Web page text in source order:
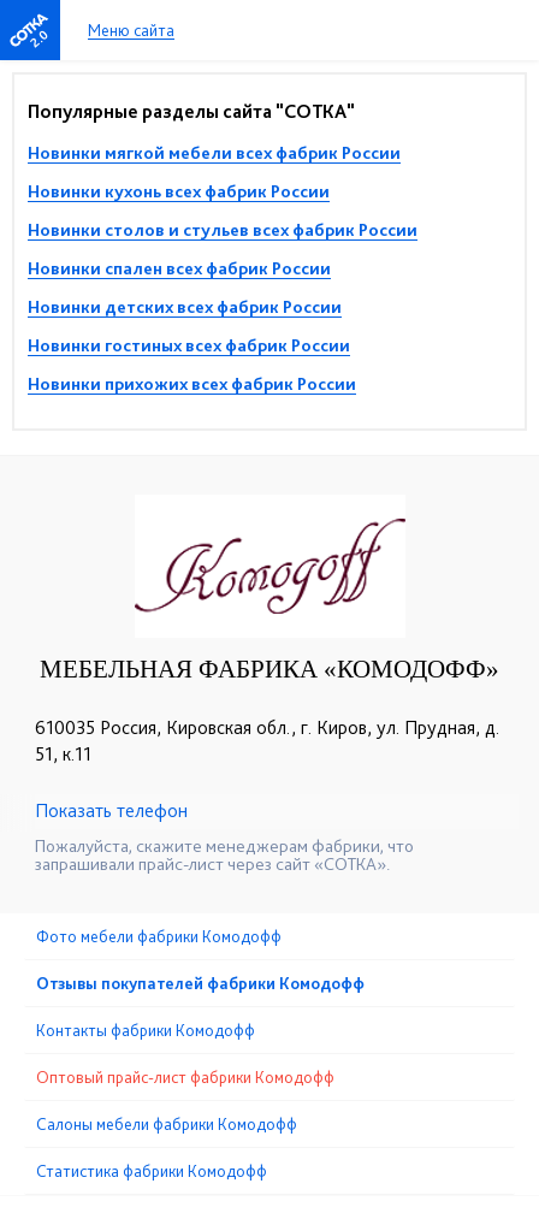
2.0 Меню сайта
Популярные разделы сайта "СОТКА"
Новинки мягкой мебели всех фабрик России
Новинки кухонь всех фабрик России
Новинки столов и стульев всех фабрик России
Новинки спален всех фабрик России
Новинки детских всех фабрик России
Новинки гостиных всех фабрик России
Новинки прихожих всех фабрик России
МЕБЕЛЬНАЯ ФАБРИКА «КОМОДОФФ»
610035 Россия, Кировская обл., г. Киров, ул. Прудная, д.
51, к.11
☎+7 (922) 995-56-02
Показать телефон
Пожалуйста, скажите менеджерам фабрики, что
запрашивали прайс-лист через сайт «СОТКА».
Фото мебели фабрики Комодофф
Отзывы покупателей фабрики Комодофф
Контакты фабрики Комодофф
Оптовый прайс-лист фабрики Комодофф
Cалоны мебели фабрики Комодофф
Статистика фабрики Комодофф